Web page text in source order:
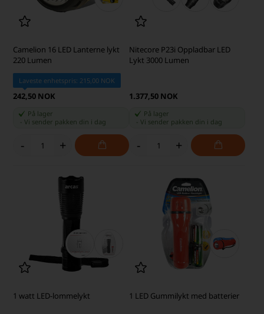
Camelion 16 LED Lanterne lykt
220 Lumen
Laveste enhetspris: 215,00 NOK
242,50 NOK
På lager
-Vi sender pakken din i dag
- +
Nitecore P23i Oppladbar LED
Lykt 3000 Lumen
1.377,50 NOK
På lager
Vi sender pakken din i dag
- +
1 watt LED-lommelykt 1 LED Gummilykt med batterier